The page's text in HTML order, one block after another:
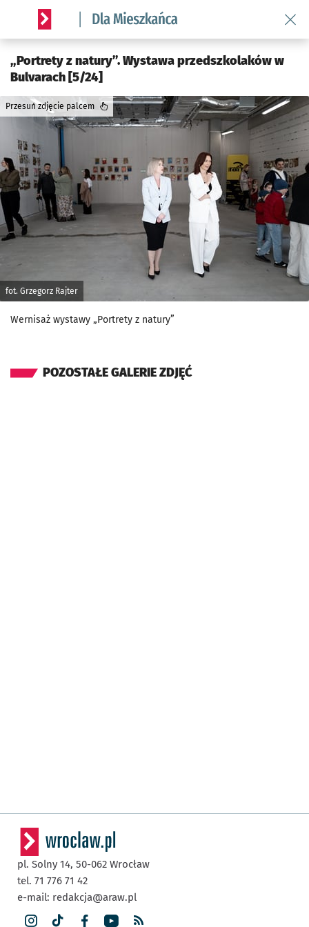
Serwis informacyjny wroclaw.pl podserwis: Dla mieszkańca
„Portrety z natury”. Wystawa przedszkolaków w
Bulvarach [5/24]
fot. Grzegorz Rajter
Przesuń zdjęcie palcem
Wernisaż wystawy „Portrety z natury”
POZOSTAŁE GALERIE ZDJĘĆ
pl. Solny 14, 50-062 Wrocław
tel. 71 776 71 42
e-mail: redakcja@araw.pl